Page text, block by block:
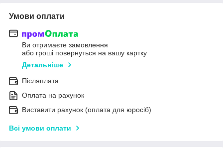
Умови оплати
Ви отримаєте замовлення
або гроші повернуться на вашу картку
Детальніше
Післяплата
Оплата на рахунок
Виставити рахунок (оплата для юросіб)
Всі умови оплати